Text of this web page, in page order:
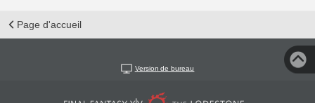
Page d'accueil
Version de bureau